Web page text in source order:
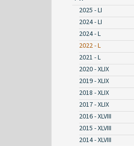
2025 - LI
2024 - LI
2024 - L
2022 - L
2021 - L
2020 - XLIX
2019 - XLIX
2018 - XLIX
2017 - XLIX
2016 - XLVIII
2015 - XLVIII
2014 - XLVIII